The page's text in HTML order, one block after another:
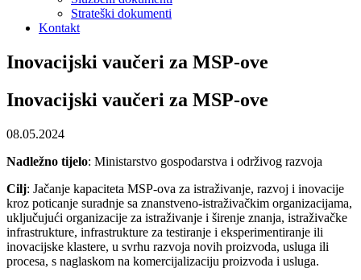
Strateški dokumenti
Kontakt
Inovacijski vaučeri za MSP-ove
Inovacijski vaučeri za MSP-ove
08.05.2024
Nadležno tijelo: Ministarstvo gospodarstva i održivog razvoja
Cilj: Jačanje kapaciteta MSP-ova za istraživanje, razvoj i inovacije
kroz poticanje suradnje sa znanstveno-istraživačkim organizacijama,
uključujući organizacije za istraživanje i širenje znanja, istraživačke
infrastrukture, infrastrukture za testiranje i eksperimentiranje ili
inovacijske klastere, u svrhu razvoja novih proizvoda, usluga ili
procesa, s naglaskom na komercijalizaciju proizvoda i usluga.